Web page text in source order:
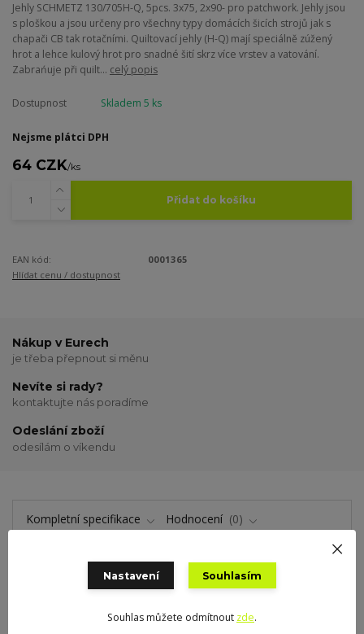
Jehly SCHMETZ 130/705H-Q, 5pcs. 3x75, 2x90- pro patchwork. Jehly jsou
s ploškou a jsou určeny pro všechny typy domácích šicích strojů jak s
chapači CB tak rotačními. Quiltovací jehly (H-Q) mají speciálně zúžený
hrot a lehce kulový hrot pro snadné šití skrz více vrstev a vatování.
Zabrańuje při quilt... celý popis
Dostupnost Skladem 5 ks
Nejsme plátci DPH
64 CZK/ks
Přidat do košíku
EAN kód:
0001365
Hlídat cenu / dostupnost
Nákup v Eurech
je třeba přepnout si měnu
Nevíte si rady?
kontaktujte nás poradíme
Odeslání zboží
odesílám o víkendu
Kompletní specifikace Hodnocení 0
Jehly SCHMETZ 130/705H-Q, 5pcs. 3x75, 2x90- pro patchwork.
Nastavení Souhlasím
Souhlas můžete odmítnout zde.